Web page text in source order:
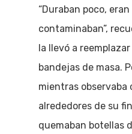
“Duraban poco,
contaminaban”,
la llevó a
bandejas de masa.
mientras observaba
alrededores de su
quemaban botellas